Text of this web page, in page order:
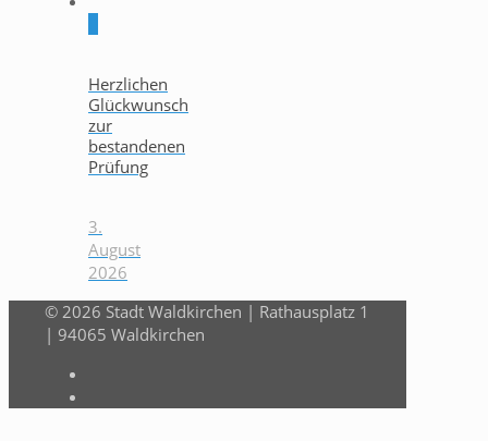
Herzlichen
Glückwunsch
zur
bestandenen
Prüfung
3.
August
2026
© 2026 Stadt Waldkirchen | Rathausplatz 1
| 94065 Waldkirchen